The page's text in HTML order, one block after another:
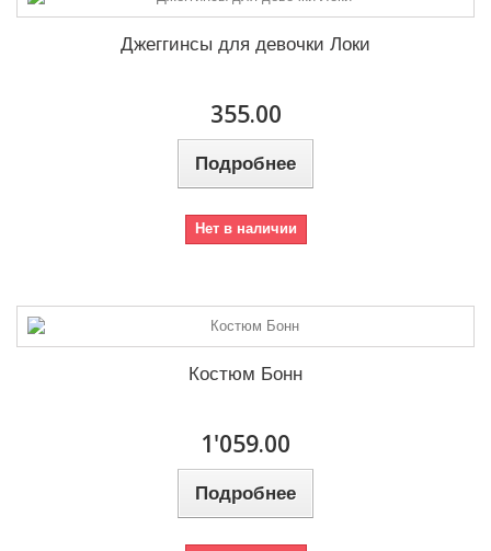
Джеггинсы для девочки Локи
355.00
Подробнее
Нет в наличии
Костюм Бонн
1'059.00
Подробнее